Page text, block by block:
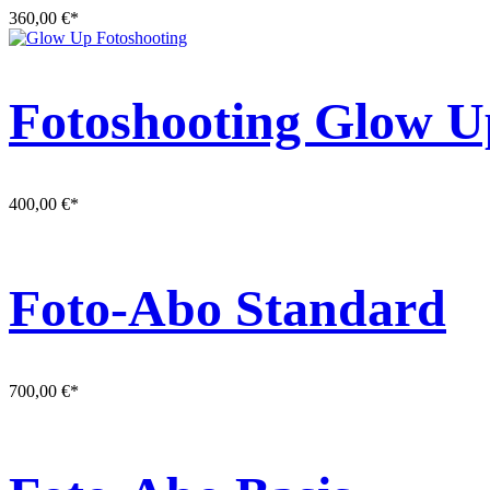
360,00 €*
Fotoshooting Glow
400,00 €*
Foto-Abo Standard
700,00 €*